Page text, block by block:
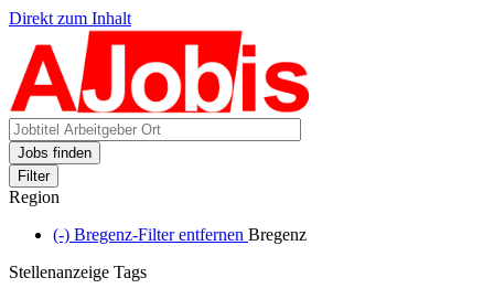
Direkt zum Inhalt
Jobs finden
Filter
Region
(-) Bregenz-Filter entfernen Bregenz
Stellenanzeige Tags